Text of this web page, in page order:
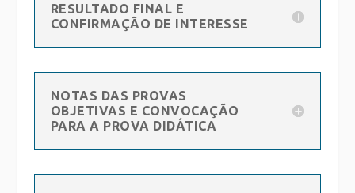
RESULTADO FINAL E
CONFIRMAÇÃO DE INTERESSE
NOTAS DAS PROVAS
OBJETIVAS E CONVOCAÇÃO
PARA A PROVA DIDÁTICA